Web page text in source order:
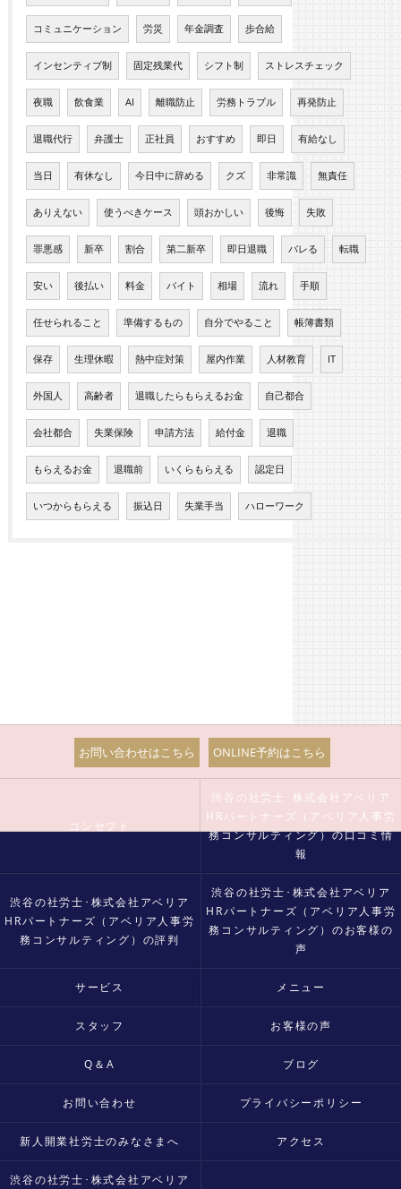
コミュニケーション 労災 年金調査 歩合給
インセンティブ制 固定残業代 シフト制 ストレスチェック
夜職 飲食業 AI 離職防止 労務トラブル 再発防止
退職代行 弁護士 正社員 おすすめ 即日 有給なし
当日 有休なし 今日中に辞める クズ 非常識 無責任
ありえない 使うべきケース 頭おかしい 後悔 失敗
罪悪感 新卒 割合 第二新卒 即日退職 バレる 転職
安い 後払い 料金 バイト 相場 流れ 手順
任せられること 準備するもの 自分でやること 帳簿書類
保存 生理休暇 熱中症対策 屋内作業 人材教育 IT
外国人 高齢者 退職したらもらえるお金 自己都合
会社都合 失業保険 申請方法 給付金 退職
もらえるお金 退職前 いくらもらえる 認定日
いつからもらえる 振込日 失業手当 ハローワーク
お問い合わせはこちら ONLINE予約はこちら
コンセプト
渋谷の社労士･株式会社アベリア
HRパートナーズ（アベリア人事労
務コンサルティング）の口コミ情
報
渋谷の社労士･株式会社アベリア
HRパートナーズ（アベリア人事労
務コンサルティング）の評判
渋谷の社労士･株式会社アベリア
HRパートナーズ（アベリア人事労
務コンサルティング）のお客様の
声
サービス メニュー
スタッフ お客様の声
Q＆A ブログ
お問い合わせ プライバシーポリシー
新人開業社労士のみなさまへ アクセス
渋谷の社労士･株式会社アベリア